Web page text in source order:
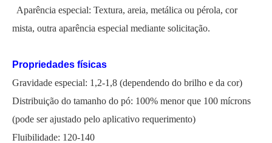
Aparência especial: Textura, areia, metálica ou pérola, cor
mista, outra aparência especial mediante solicitação.
Propriedades físicas
Gravidade especial: 1,2-1,8 (dependendo do brilho e da cor)
Distribuição do tamanho do pó: 100% menor que 100 mícrons
(pode ser ajustado pelo aplicativo requerimento)
Fluibilidade: 120-140